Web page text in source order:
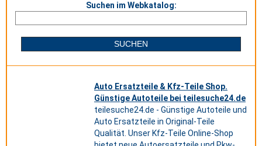
Suchen im Webkatalog:
Auto Ersatzteile & Kfz-Teile Shop.
Günstige Autoteile bei teilesuche24.de
teilesuche24.de - Günstige Autoteile und
Auto Ersatzteile in Original-Teile
Qualität. Unser Kfz-Teile Online-Shop